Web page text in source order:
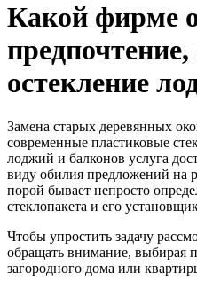
Какой фирме
предпочтение,
остекление
Замена старых деревянных
современные пластиковые
лоджий и балконов услуга
виду обилия предложений на
порой бывает непросто
стеклопакета и его
Чтобы упростить задачу
обращать внимание, выбирая
загородного дома или